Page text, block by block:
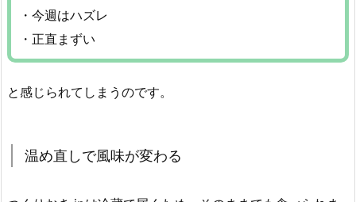
・今週はハズレ
・正直まずい
と感じられてしまうのです。
温め直しで風味が変わる